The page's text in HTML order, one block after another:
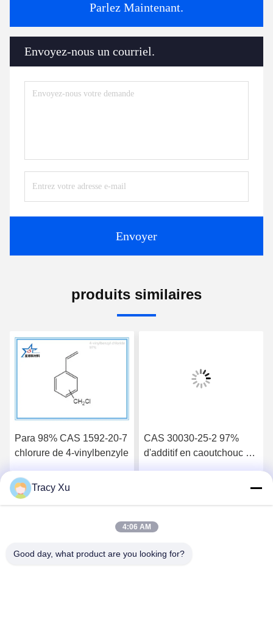
Parlez Maintenant.
Envoyez-nous un courriel.
Envoyer
produits similaires
Para 98% CAS 1592-20-7
chlorure de 4-vinylbenzyle
Parlez Maintenant.
CAS 30030-25-2 97%
d'additif en caoutchouc de
Tracy Xu
4:06 AM
Good day, what product are you looking for?